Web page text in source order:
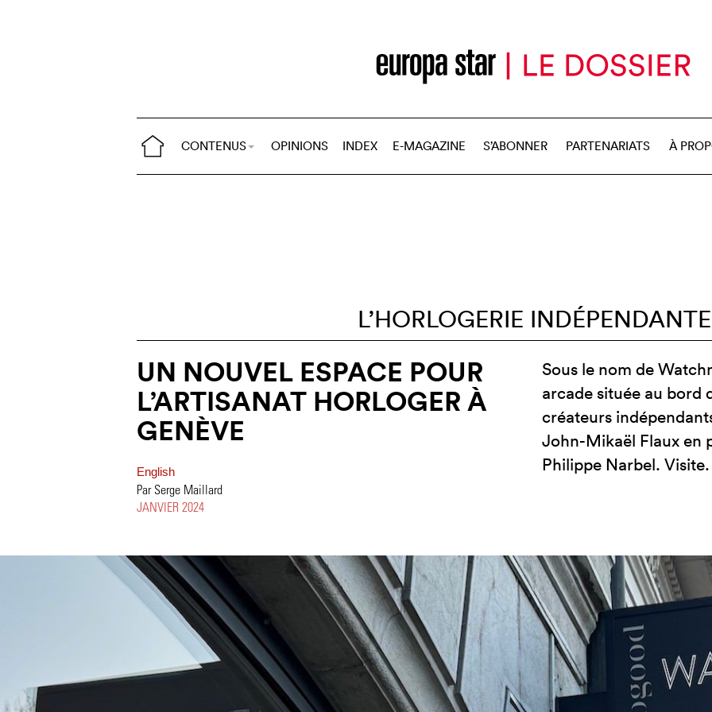
CONTENUS OPINIONS INDEX E-MAGAZINE S’ABONNER PARTENARIATS À
L’HORLOGERIE INDÉPENDANTE
UN NOUVEL ESPACE POUR
L’ARTISANAT HORLOGER À
GENÈVE
English
Par Serge Maillard
JANVIER 2024
Sous le nom de
arcade située au bord
créateurs
John-Mikaël Flaux en
Philippe Narbel. Visite.